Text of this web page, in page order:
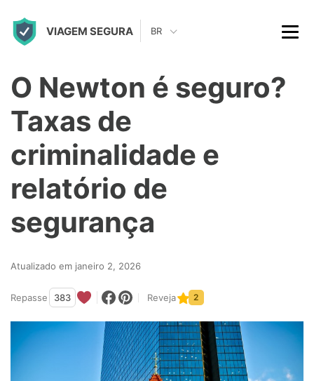
VIAGEM SEGURA BR
O Newton é seguro?
Taxas de
criminalidade e
relatório de
segurança
Atualizado em janeiro 2, 2026
Repasse 383 Reveja 2